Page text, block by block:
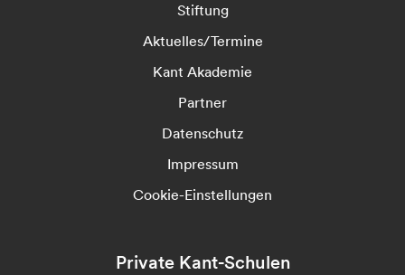
Stiftung
Aktuelles/Termine
Kant Akademie
Partner
Datenschutz
Impressum
Cookie-Einstellungen
Private Kant-Schulen